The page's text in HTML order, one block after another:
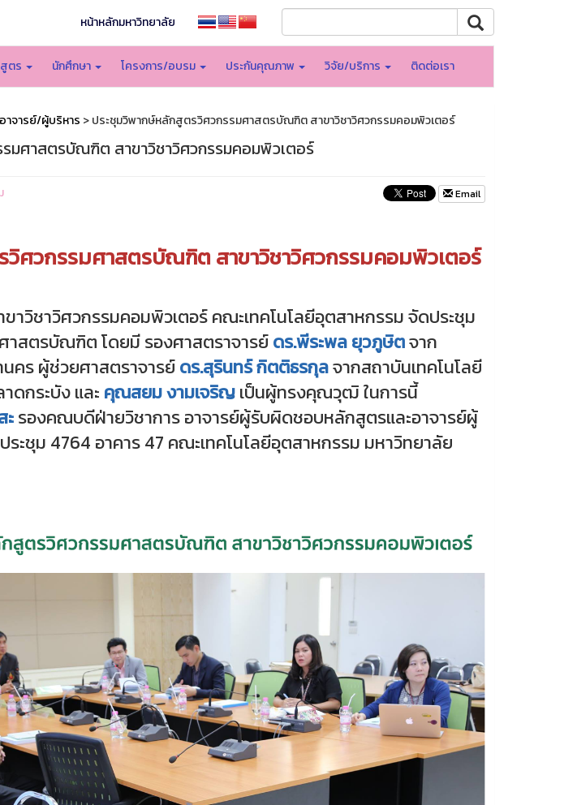
หน้าหลักมหาวิทยาลัย
ตร นักศึกษา โครงการ/อบรม ประกันคุณภาพ วิจัย/บริการ ติดต่อเรา
าจารย์/ผู้บริหาร > ประชุมวิพากษ์หลักสูตรวิศวกรรมศาสตรบัณฑิต สาขาวิชาวิศวกรรมคอมพิวเตอร์
มศาสตรบัณฑิต สาขาวิชาวิศวกรรมคอมพิวเตอร์
Email
ศวกรรมศาสตรบัณฑิต สาขาวิชาวิศวกรรมคอมพิวเตอร์
าวิชาวิศวกรรมคอมพิวเตอร์ คณะเทคโนโลยีอุตสาหกรรม จัดประชุม
สตรบัณฑิต โดยมี รองศาสตราจารย์ดร.พีระพล ยุวภูษิตจาก
คร ผู้ช่วยศาสตราจารย์ดร.สุรินทร์ กิตติธรกุลจากสถาบันเทคโนโลยี
ดกระบัง และ คุณสยม งามเจริญเป็นผู้ทรงคุณวุฒิ ในการนี้
รองคณบดีฝ่ายวิชาการ อาจารย์ผู้รับผิดชอบหลักสูตรและอาจารย์ผู้
ะชุม 4764 อาคาร 47 คณะเทคโนโลยีอุตสาหกรรม มหาวิทยาลัย